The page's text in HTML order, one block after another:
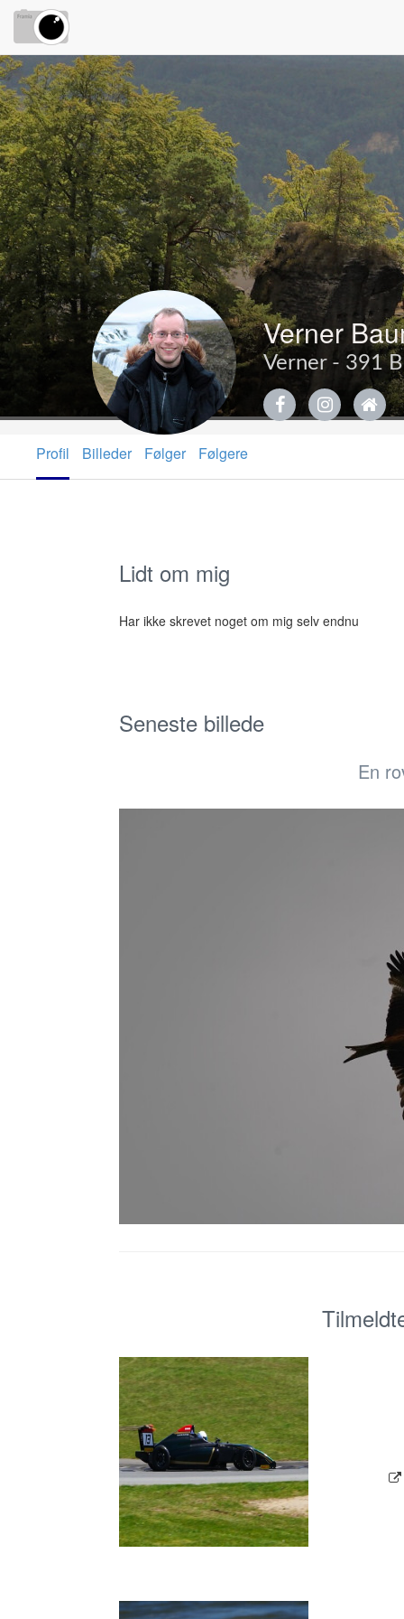
Verner
Verner - 391
Profil Billeder Følger Følgere
Lidt om mig
Har ikke skrevet noget om mig selv endnu
Seneste billede
En